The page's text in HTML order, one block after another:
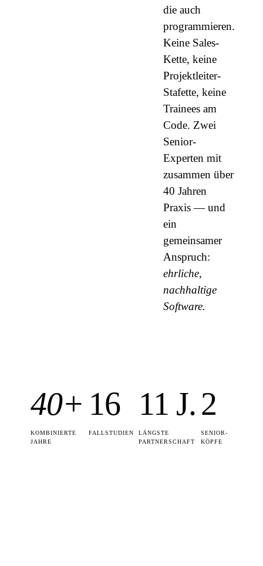
die auch
programmieren.
Keine Sales-
Kette, keine
Projektleiter-
Stafette, keine
Trainees am
Code. Zwei
Senior-
Experten mit
zusammen über
40 Jahren
Praxis — und
ein
gemeinsamer
Anspruch:
ehrliche,
nachhaltige
Software.
40+
KOMBINIERTE
JAHRE
16
FALLSTUDIEN
11 J.
LÄNGSTE
PARTNERSCHAFT
2
SENIOR-
KÖPFE